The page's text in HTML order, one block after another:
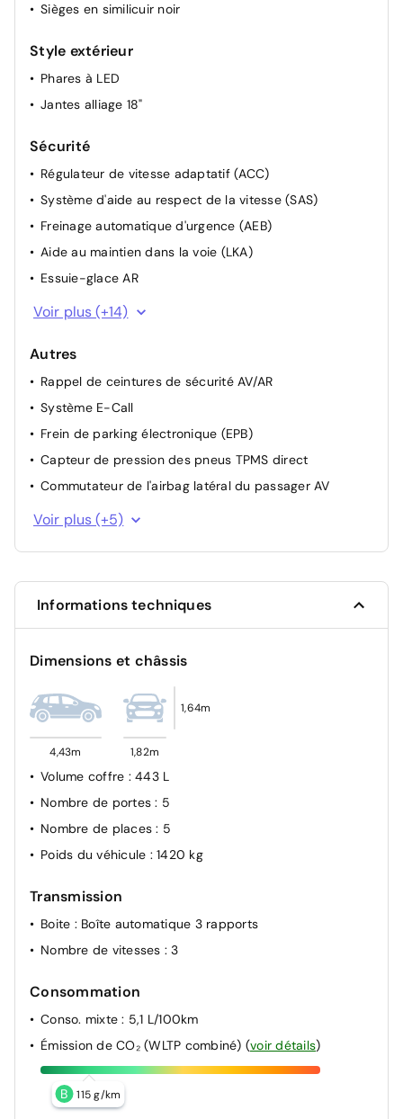
Sièges en similicuir noir
Style extérieur
Phares à LED
Jantes alliage 18"
Sécurité
Régulateur de vitesse adaptatif (ACC)
Système d'aide au respect de la vitesse (SAS)
Freinage automatique d'urgence (AEB)
Aide au maintien dans la voie (LKA)
Essuie-glace AR
Limiteur de vitesse
Capteur de pluie
Maintien d'urgence sur la voie (ELK)
Compteur numérique 7"
Feux AR à LED
Airbags frontaux, rideaux et latéraux
Vitres et lunette AR surteintées
Surveillance des angles morts (BSD)
Vitres électriques AV/AR
Voir plus (+14)
Autres
Rappel de ceintures de sécurité AV/AR
Système E-Call
Frein de parking électronique (EPB)
Capteur de pression des pneus TPMS direct
Commutateur de l'airbag latéral du passager AV
Ceintures de sécurité AV: 3 points + prétensionneur et
limiteur de charge
Ceintures de sécurité AR: 2 côtés 3 points +
Ecran tactile 12,3"
Siège conducteur avec réglage manuel du support
Voir plus (+5)
Informations techniques
Dimensions et châssis
4,43m 1,82m
1,64m
Volume coffre : 443 L
Nombre de portes: 5
Nombre de places: 5
Poids du véhicule : 1420 kg
Transmission
Boite : Boîte automatique 3 rapports
Nombre de vitesses : 3
Consommation
Conso. mixte: 5,1 L/100km
Émission de CO₂ (WLTP combiné) (voir détails)
B 115 g/km